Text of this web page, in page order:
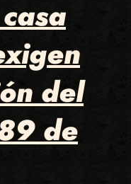
del
de